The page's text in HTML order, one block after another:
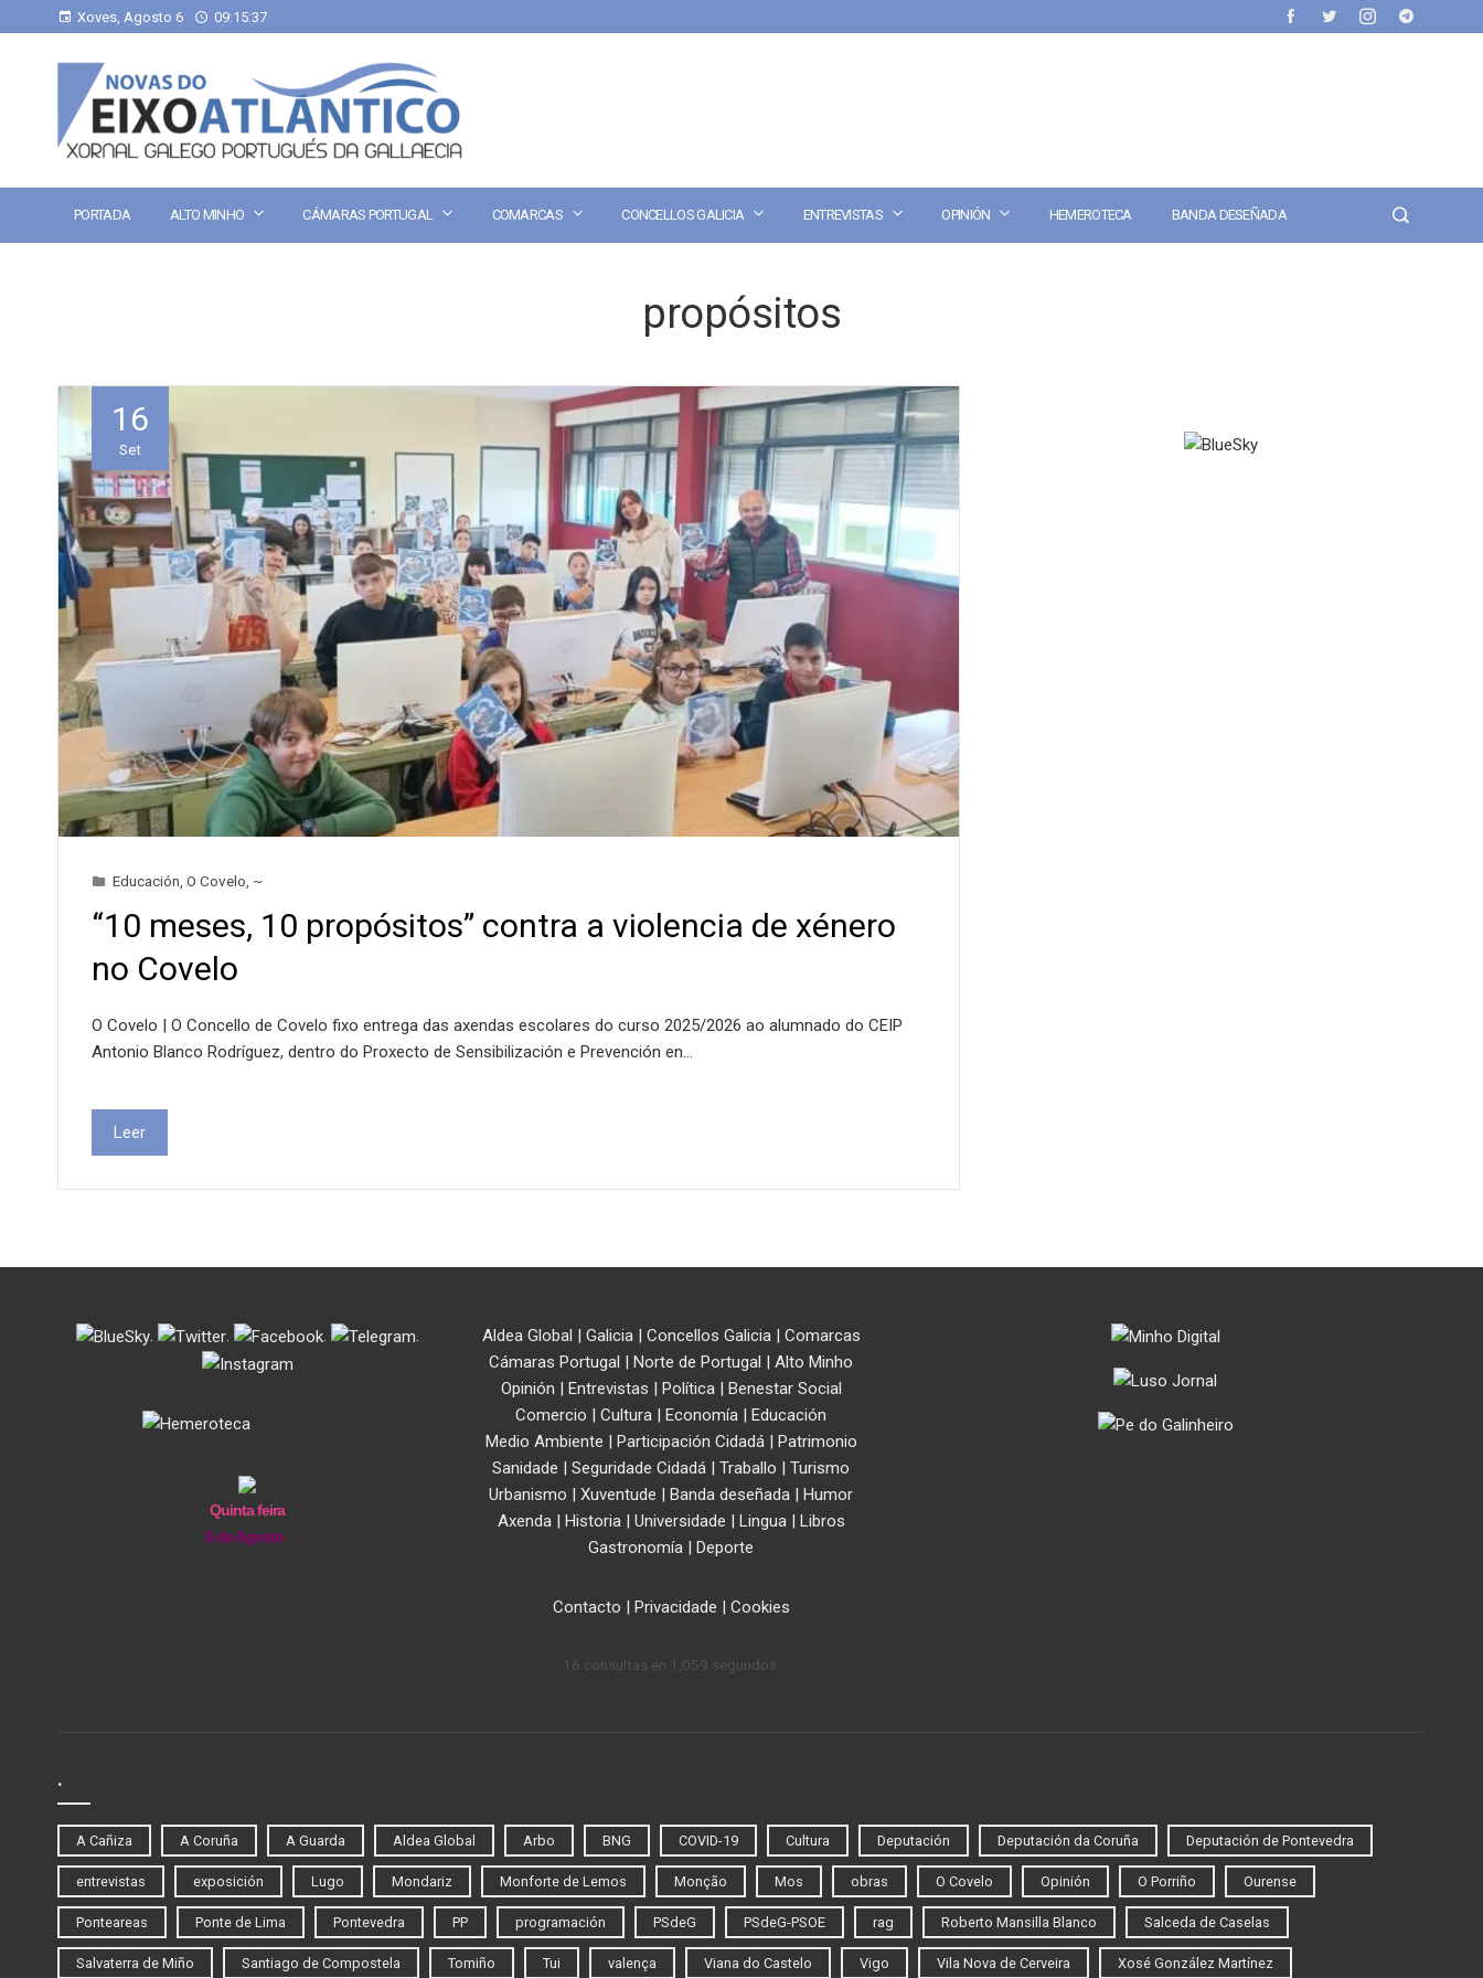
Xoves, Agosto 6 09:15:37
PORTADA ALTO MINHO CÁMARAS PORTUGAL COMARCAS CONCELLOS GALICIA ENTREVISTAS OPINIÓN HEMEROTECA BANDA DESEÑADA
propósitos
16
Set
Educación O Covelo ~
“10 meses, 10 propósitos” contra a violencia de xénero
no Covelo
O Covelo | O Concello de Covelo fixo entrega das axendas escolares do curso 2025/2026 ao alumnado do CEIP
Antonio Blanco Rodríguez, dentro do Proxecto de Sensibilización e Prevención en…
Leer
. . . .
Quinta feira
6 de Agosto
Aldea Global | Galicia| Concellos Galicia| Comarcas
Cámaras Portugal | Norte de Portugal | Alto Minho
Opinión | Entrevistas | Política| Benestar Social
Comercio | Cultura | Economía | Educación
Medio Ambiente | Participación Cidadá| Patrimonio
Sanidade | Seguridade Cidadá | Traballo | Turismo
Urbanismo | Xuventude | Banda deseñada | Humor
Axenda| Historia| Universidade | Lingua| Libros
Gastronomía | Deporte
Contacto | Privacidade | Cookies
16 consultas en 1,059 segundos.
.
A Cañiza A Coruña A Guarda Aldea Global Arbo BNG COVID-19 Cultura Deputación Deputación da Coruña Deputación de Pontevedra
entrevistas exposición Lugo Mondariz Monforte de Lemos Monção Mos obras O Covelo Opinión O Porriño Ourense
Ponteareas Ponte de Lima Pontevedra PP programación PSdeG PSdeG-PSOE rag Roberto Mansilla Blanco Salceda de Caselas
Salvaterra de Miño Santiago de Compostela Tomiño Tui valença Viana do Castelo Vigo Vila Nova de Cerveira Xosé González Martínez